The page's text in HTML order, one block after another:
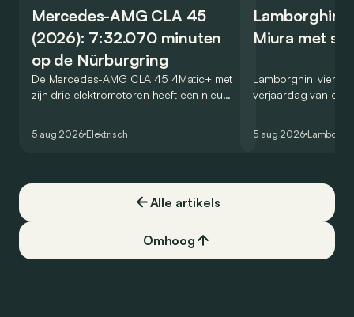
Mercedes-AMG CLA 45
(2026): 7:32.070 minuten
op de Nürburgring
De Mercedes-AMG CLA 45 4Matic+ met
zijn drie elektromotoren heeft een nieuw
5 aug 2026 Elektrisch
Lamborghini
Miura met
Lamborghini viert
verjaardag van de
algemeen wordt
5 aug 2026
Alle artikels
Omhoog